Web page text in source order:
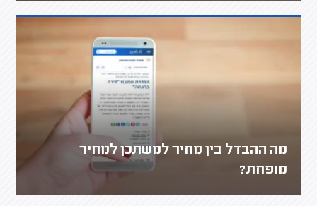
מה ההבדל בין מחיר למשתכן למחיר
מופחת?